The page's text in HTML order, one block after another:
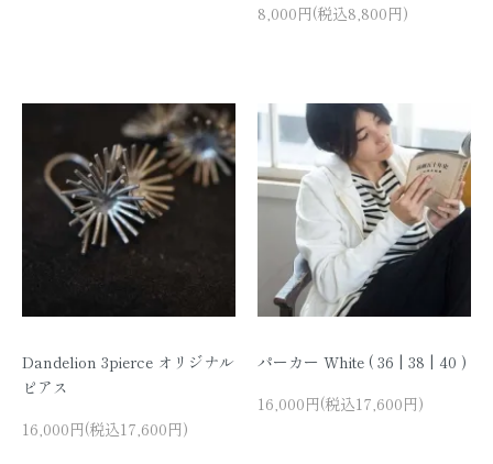
8,000円(税込8,800円)
Dandelion 3pierce オリジナル
ピアス
16,000円(税込17,600円)
パーカー White ( 36 | 38 | 40 )
16,000円(税込17,600円)